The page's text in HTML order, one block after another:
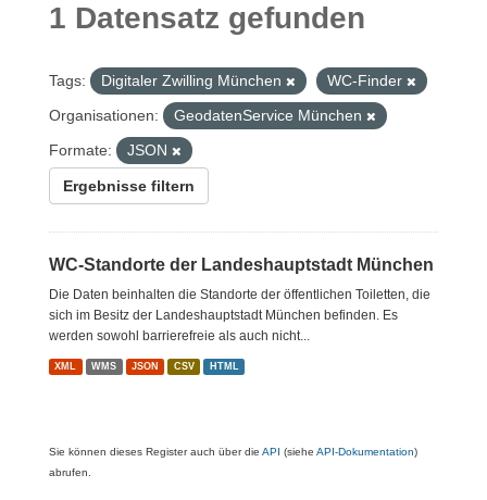
1 Datensatz gefunden
Tags: Digitaler Zwilling München
WC-Finder
Organisationen:
GeodatenService München
Formate:
JSON
Ergebnisse filtern
WC-Standorte der Landeshauptstadt München
Die Daten beinhalten die Standorte der öffentlichen Toiletten, die
sich im Besitz der Landeshauptstadt München befinden. Es
werden sowohl barrierefreie als auch nicht...
XML WMS JSON CSV HTML
Sie können dieses Register auch über die API (siehe API-Dokumentation)
abrufen.